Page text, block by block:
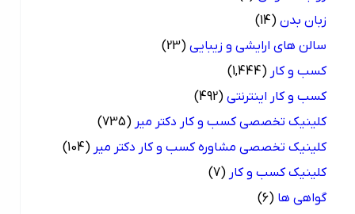
زبان بدن (14)
سالن های ارایشی و زیبایی (23)
کسب و کار (1,444)
کسب و کار اینترنتی (492)
کلینیک تخصصی کسب و کار دکتر میر (735)
کلینیک تخصصی مشاوره کسب و کار دکتر میر (104)
کلینیک کسب و کار (7)
گواهی ها (6)